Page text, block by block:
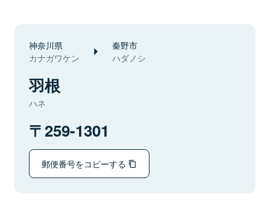
神奈川県
カナガワケン
秦野市
ハダノシ
羽根
ハネ
259-1301
郵便番号をコピーする